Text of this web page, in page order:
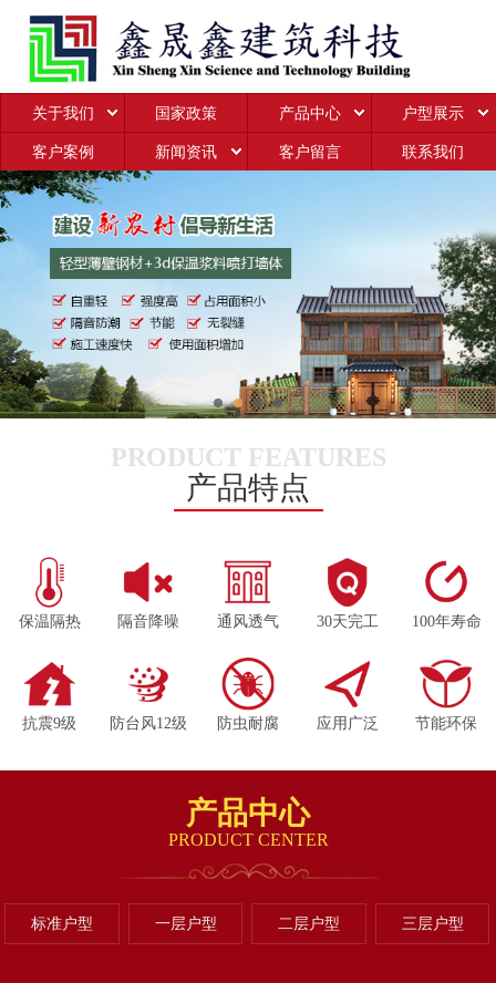
关于我们 国家政策 产品中心 户型展示
客户案例 新闻资讯 客户留言 联系我们
PRODUCT FEATURES
产品特点
保温隔热 隔音降噪 通风透气 30天完工 100年寿命
抗震9级 防台风12级 防虫耐腐 应用广泛 节能环保
产品中心
PRODUCT CENTER
标准户型 一层户型 二层户型 三层户型